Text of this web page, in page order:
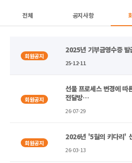
전체 공지사항
회원공지
2025년 기부금영수증 발
25-12-11
회원공지
선물 프로세스 변경에 따
전달방…
26-07-29
회원공지
2026년 '5월의 키다리'
26-03-13